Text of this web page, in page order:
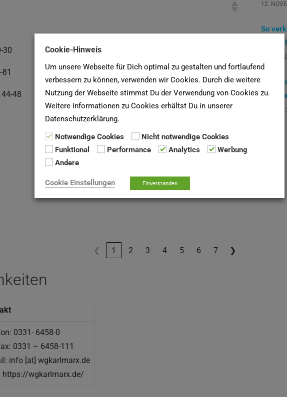
30
48
❮ 1 2 3 4 5 6 7 ❯
0331- 6458-0
0331 – 6458-111
info [at] wgkarlmarx.de
https://wgkarlmarx.de/
12.
So
7
1. JULI
eine
30.
Cookie-Hinweis
Um unsere Webseite für Dich optimal zu gestalten und fortlaufend
verbessern zu können, verwenden wir Cookies. Durch die weitere
Nutzung der Webseite stimmst Du der Verwendung von Cookies zu.
Weitere Informationen zu Cookies erhältst Du in unserer
Datenschutzerklärung.
Notwendige Cookies
Nicht notwendige Cookies
Funktional
Performance Analytics
Werbung
Andere
Cookie Einstellungen Einverstanden